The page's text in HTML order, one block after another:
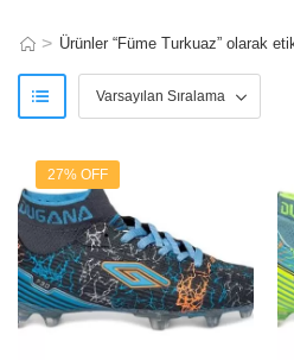
> Ürünler “Füme Turkuaz” olarak
27% OFF